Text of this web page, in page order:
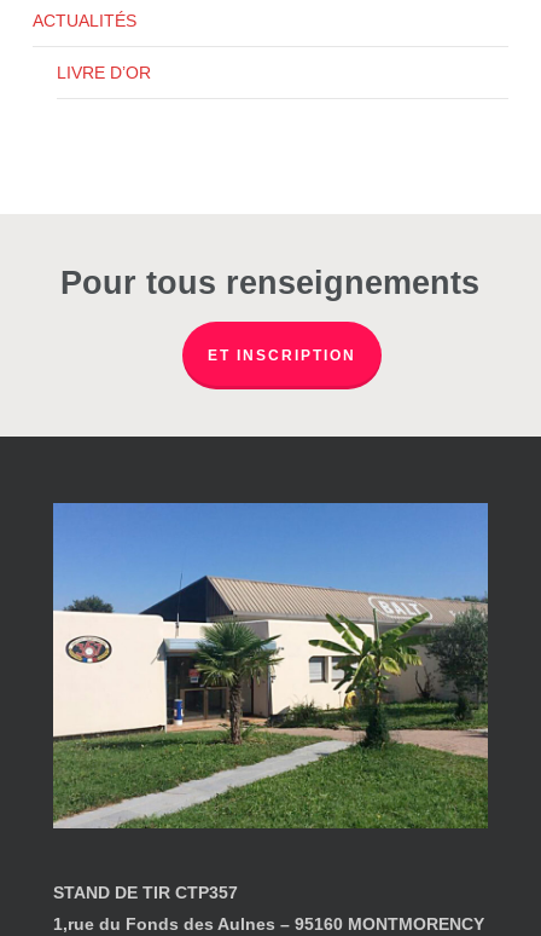
ACTUALITÉS
LIVRE D’OR
Pour tous renseignements
ET INSCRIPTION
STAND DE TIR CTP357
1,rue du Fonds des Aulnes – 95160 MONTMORENCY